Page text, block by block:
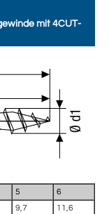
mit 4CUT-
5
6
9,7
11,6